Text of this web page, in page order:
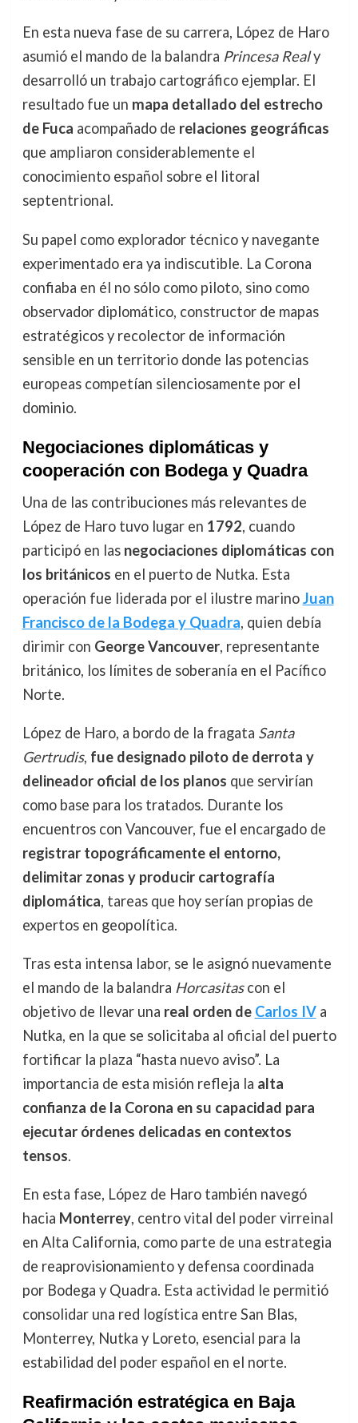
En esta nueva fase de su carrera, López de Haro
asumió el mando de la balandra Princesa Realy
desarrolló un trabajo cartográfico ejemplar. El
resultado fue un mapa detallado del estrecho
de Fuca acompañado de relaciones geográficas
que ampliaron considerablemente el
conocimiento español sobre el litoral
septentrional.
Su papel como explorador técnico y navegante
experimentado era ya indiscutible. La Corona
confiaba en él no sólo como piloto, sino como
observador diplomático, constructor de mapas
estratégicos y recolector de información
sensible en un territorio donde las potencias
europeas competían silenciosamente por el
dominio.
Negociaciones diplomáticas y
cooperación con Bodega y Quadra
Una de las contribuciones más relevantes de
López de Haro tuvo lugar en 1792, cuando
participó en las negociaciones diplomáticas con
los británicos en el puerto de Nutka. Esta
operación fue liderada por el ilustre marinoJuan
Francisco de la Bodega y Quadra, quien debía
dirimir con George Vancouver, representante
británico, los límites de soberanía en el Pacífico
Norte.
López de Haro, a bordo de la fragata Santa
Gertrudis, fue designado piloto de derrota y
delineador oficial de los planos que servirían
como base para los tratados. Durante los
encuentros con Vancouver, fue el encargado de
registrar topográficamente el entorno,
delimitar zonas y producir cartografía
diplomática, tareas que hoy serían propias de
expertos en geopolítica.
Tras esta intensa labor, se le asignó nuevamente
el mando de la balandra Horcasitascon el
objetivo de llevar una real orden de Carlos IVa
Nutka, en la que se solicitaba al oficial del puerto
fortificar la plaza “hasta nuevo aviso”. La
importancia de esta misión refleja la alta
confianza de la Corona en su capacidad para
ejecutar órdenes delicadas en contextos
tensos.
En esta fase, López de Haro también navegó
hacia Monterrey, centro vital del poder virreinal
en Alta California, como parte de una estrategia
de reaprovisionamiento y defensa coordinada
por Bodega y Quadra. Esta actividad le permitió
consolidar una red logística entre San Blas,
Monterrey, Nutka y Loreto, esencial para la
estabilidad del poder español en el norte.
Reafirmación estratégica en Baja